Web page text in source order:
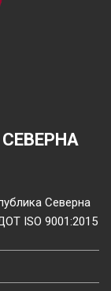
Северна
ISO 9001:2015